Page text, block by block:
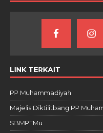
LINK TERKAIT
PP Muhammadiyah
Majelis Diktilitbang PP
SBMPTMu